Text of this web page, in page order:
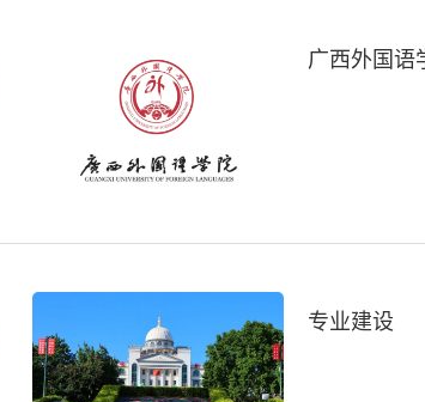
广西外国语
专业建设